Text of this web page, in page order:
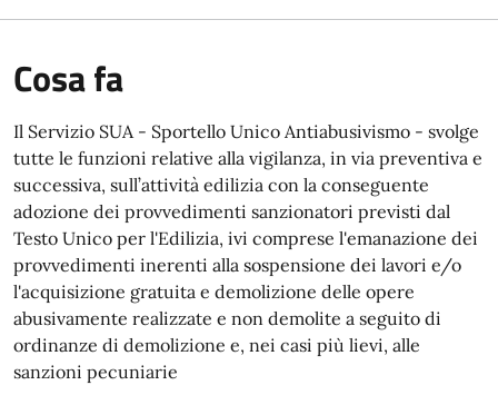
Cosa fa
Il Servizio SUA - Sportello Unico Antiabusivismo - svolge
tutte le funzioni relative alla vigilanza, in via preventiva e
successiva, sull’attività edilizia con la conseguente
adozione dei provvedimenti sanzionatori previsti dal
Testo Unico per l'Edilizia, ivi comprese l'emanazione dei
provvedimenti inerenti alla sospensione dei lavori e/o
l'acquisizione gratuita e demolizione delle opere
abusivamente realizzate e non demolite a seguito di
ordinanze di demolizione e, nei casi più lievi, alle
sanzioni pecuniarie